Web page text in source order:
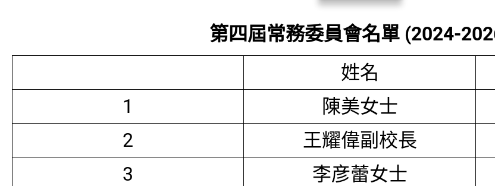
第四屆常務委員會名單 (2024-
姓名
1
陳美女士
2
王耀偉副校長
3
李彦蕾女士